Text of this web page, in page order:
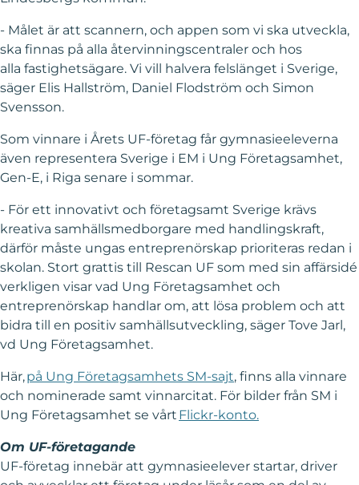
- Målet är att scannern, och appen som vi ska utveckla,
ska finnas på alla återvinningscentraler och hos
alla fastighetsägare. Vi vill halvera felslänget i Sverige,
säger Elis Hallström, Daniel Flodström och Simon
Svensson.
Som vinnare i Årets UF-företag får gymnasieeleverna
även representera Sverige i EM i Ung Företagsamhet,
Gen-E, i Riga senare i sommar.
- För ett innovativt och företagsamt Sverige krävs
kreativa samhällsmedborgare med handlingskraft,
därför måste ungas entreprenörskap prioriteras redan i
skolan. Stort grattis till Rescan UF som med sin affärsidé
verkligen visar vad Ung Företagsamhet och
entreprenörskap handlar om, att lösa problem och att
bidra till en positiv samhällsutveckling, säger Tove Jarl,
vd Ung Företagsamhet.
Här,på Ung Företagsamhets SM-sajt, finns alla vinnare
och nominerade samt vinnarcitat. För bilder från SM i
Ung Företagsamhet se vårt Flickr-konto.
Om UF-företagande
UF-företag innebär att gymnasieelever startar, driver